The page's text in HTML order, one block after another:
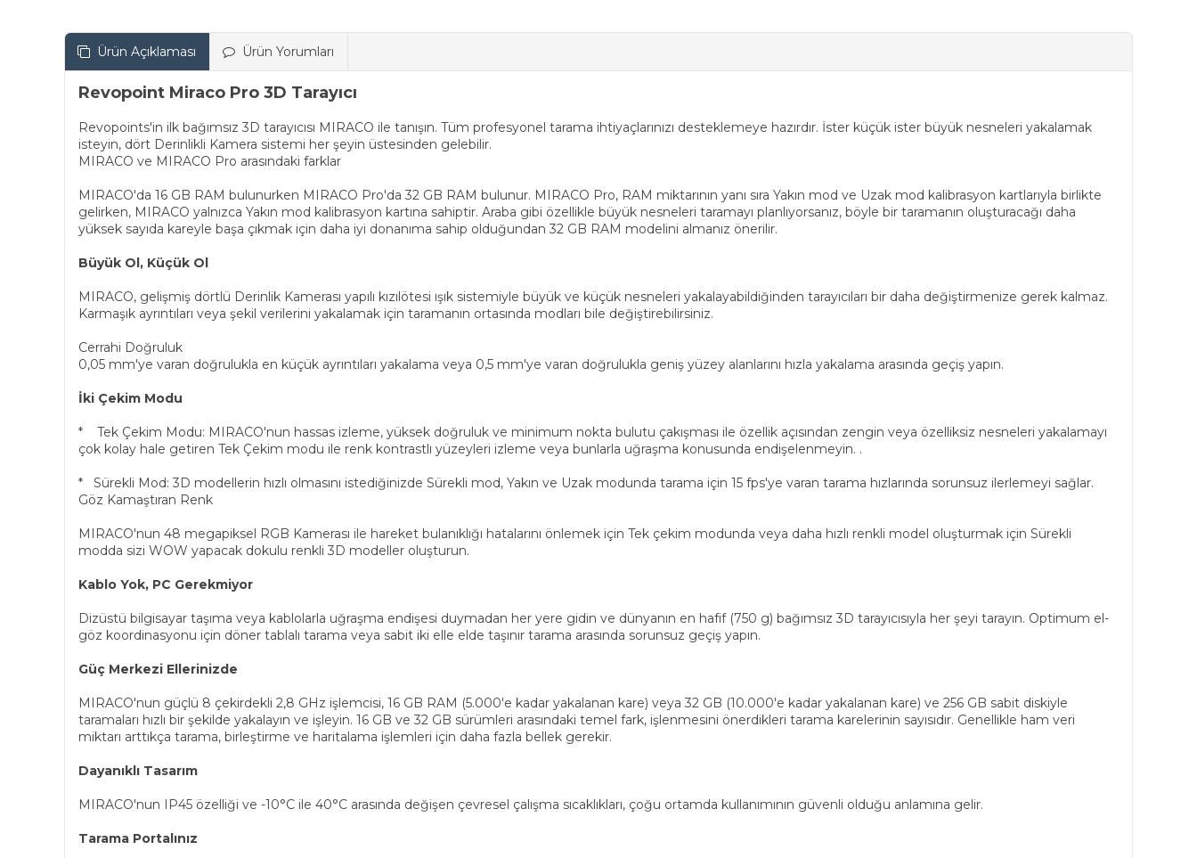
Ürün Açıklaması Ürün Yorumları
Revopoint Miraco Pro 3D Tarayıcı
Revopoints'in ilk bağımsız 3D tarayıcısı MIRACO ile tanışın. Tüm profesyonel tarama ihtiyaçlarınızı desteklemeye hazırdır. İster küçük ister büyük nesneleri yakalamak
isteyin, dört Derinlikli Kamera sistemi her şeyin üstesinden gelebilir.
MIRACO ve MIRACO Pro arasındaki farklar
MIRACO'da 16 GB RAM bulunurken MIRACO Pro'da 32 GB RAM bulunur. MIRACO Pro, RAM miktarının yanı sıra Yakın mod ve Uzak mod kalibrasyon kartlarıyla birlikte
gelirken, MIRACO yalnızca Yakın mod kalibrasyon kartına sahiptir. Araba gibi özellikle büyük nesneleri taramayı planlıyorsanız, böyle bir taramanın oluşturacağı daha
yüksek sayıda kareyle başa çıkmak için daha iyi donanıma sahip olduğundan 32 GB RAM modelini almanız önerilir.
Büyük Ol, Küçük Ol
MIRACO, gelişmiş dörtlü Derinlik Kamerası yapılı kızılötesi ışık sistemiyle büyük ve küçük nesneleri yakalayabildiğinden tarayıcıları bir daha değiştirmenize gerek kalmaz.
Karmaşık ayrıntıları veya şekil verilerini yakalamak için taramanın ortasında modları bile değiştirebilirsiniz.
Cerrahi Doğruluk
0,05 mm'ye varan doğrulukla en küçük ayrıntıları yakalama veya 0,5 mm'ye varan doğrulukla geniş yüzey alanlarını hızla yakalama arasında geçiş yapın.
İki Çekim Modu
* Tek Çekim Modu: MIRACO'nun hassas izleme, yüksek doğruluk ve minimum nokta bulutu çakışması ile özellik açısından zengin veya özelliksiz nesneleri yakalamayı
çok kolay hale getiren Tek Çekim modu ile renk kontrastlı yüzeyleri izleme veya bunlarla uğraşma konusunda endişelenmeyin. .
* Sürekli Mod: 3D modellerin hızlı olmasını istediğinizde Sürekli mod, Yakın ve Uzak modunda tarama için 15 fps'ye varan tarama hızlarında sorunsuz ilerlemeyi sağlar.
Göz Kamaştıran Renk
MIRACO'nun 48 megapiksel RGB Kamerası ile hareket bulanıklığı hatalarını önlemek için Tek çekim modunda veya daha hızlı renkli model oluşturmak için Sürekli
modda sizi WOW yapacak dokulu renkli 3D modeller oluşturun.
Kablo Yok, PC Gerekmiyor
Dizüstü bilgisayar taşıma veya kablolarla uğraşma endişesi duymadan her yere gidin ve dünyanın en hafif (750 g) bağımsız 3D tarayıcısıyla her şeyi tarayın. Optimum el-
göz koordinasyonu için döner tablalı tarama veya sabit iki elle elde taşınır tarama arasında sorunsuz geçiş yapın.
Güç Merkezi Ellerinizde
MIRACO'nun güçlü 8 çekirdekli 2,8 GHz işlemcisi, 16 GB RAM (5.000'e kadar yakalanan kare) veya 32 GB (10.000'e kadar yakalanan kare) ve 256 GB sabit diskiyle
taramaları hızlı bir şekilde yakalayın ve işleyin. 16 GB ve 32 GB sürümleri arasındaki temel fark, işlenmesini önerdikleri tarama karelerinin sayısıdır. Genellikle ham veri
miktarı arttıkça tarama, birleştirme ve haritalama işlemleri için daha fazla bellek gerekir.
Dayanıklı Tasarım
MIRACO'nun IP45 özelliği ve -10°C ile 40°C arasında değişen çevresel çalışma sıcaklıkları, çoğu ortamda kullanımının güvenli olduğu anlamına gelir.
Tarama Portalınız